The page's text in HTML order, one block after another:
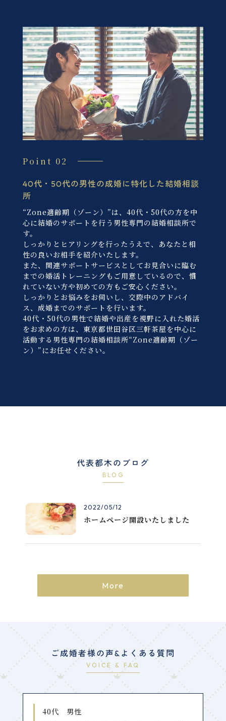
Point 02
40代・50代の男性の成婚に特化した結婚相談
所
“Zone適齢期（ゾーン）”は、40代・50代の方を中
心に結婚のサポートを行う男性専門の結婚相談所で
す。
しっかりとヒアリングを行ったうえで、あなたと相
性の良いお相手を紹介いたします。
また、関連サポートサービスとしてお見合いに臨む
までの婚活トレーニングもご用意しているので、慣
れていない方や初めての方もご安心ください。
しっかりとお悩みをお伺いし、交際中のアドバイ
ス、成婚までのサポートを行います。
40代・50代の男性で結婚や出産を視野に入れた婚活
をお求めの方は、東京都世田谷区三軒茶屋を中心に
活動する男性専門の結婚相談所“Zone適齢期（ゾー
ン）”にお任せください。
代表都木のブログ
BLOG
2022/05/12
ホームページ開設いたしました
More
ご成婚者様の声&よくある質問
VOICE & FAQ
40代 男性